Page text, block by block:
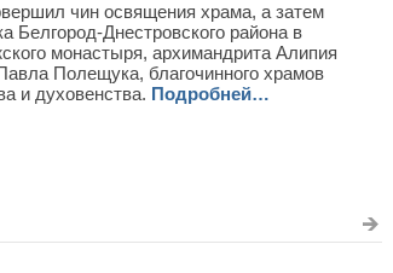
чин освящения храма, а затем
Белгород-Днестровского района в
монастыря, архимандрита Алипия
Полещука, благочинного храмов
и духовенства. Подробней…